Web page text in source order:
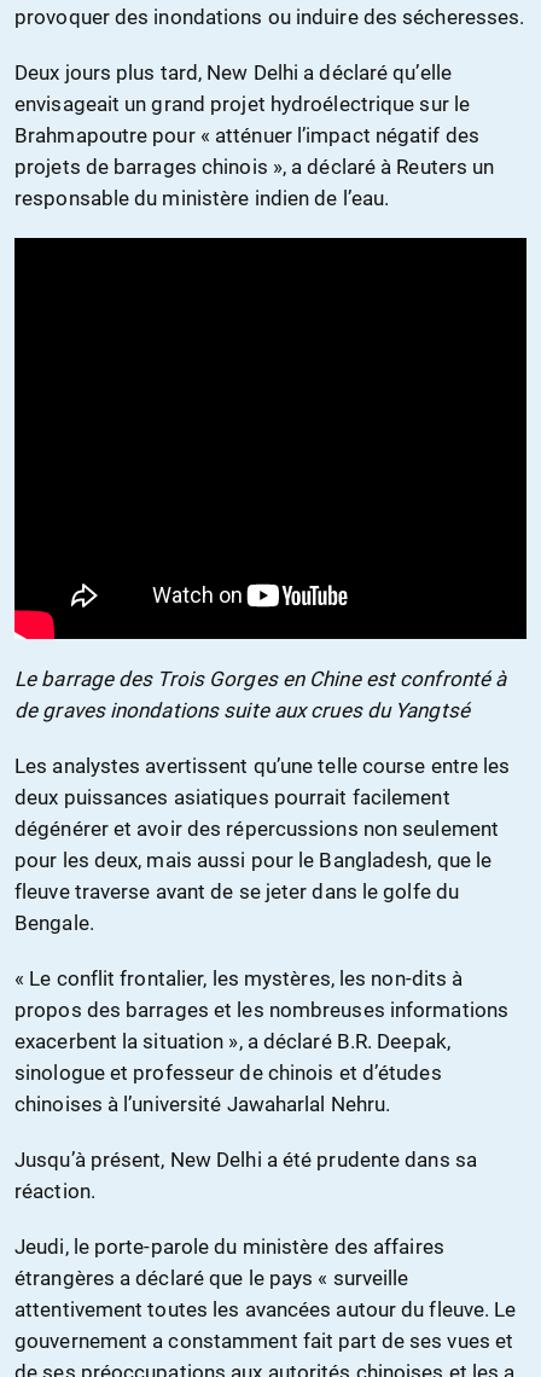
provoquer des inondations ou induire des sécheresses.
Deux jours plus tard, New Delhi a déclaré qu’elle
envisageait un grand projet hydroélectrique sur le
Brahmapoutre pour « atténuer l’impact négatif des
projets de barrages chinois », a déclaré à Reuters un
responsable du ministère indien de l’eau.
Le barrage des Trois Gorges en Chine est confronté à
de graves inondations suite aux crues du Yangtsé
Les analystes avertissent qu’une telle course entre les
deux puissances asiatiques pourrait facilement
dégénérer et avoir des répercussions non seulement
pour les deux, mais aussi pour le Bangladesh, que le
fleuve traverse avant de se jeter dans le golfe du
Bengale.
« Le conflit frontalier, les mystères, les non-dits à
propos des barrages et les nombreuses informations
exacerbent la situation », a déclaré B.R. Deepak,
sinologue et professeur de chinois et d’études
chinoises à l’université Jawaharlal Nehru.
Jusqu’à présent, New Delhi a été prudente dans sa
réaction.
Jeudi, le porte-parole du ministère des affaires
étrangères a déclaré que le pays « surveille
attentivement toutes les avancées autour du fleuve. Le
gouvernement a constamment fait part de ses vues et
de ses préoccupations aux autorités chinoises et les a